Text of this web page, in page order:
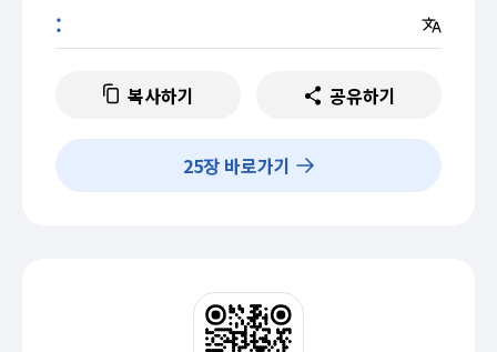
:
복사하기 공유하기
25장 바로가기